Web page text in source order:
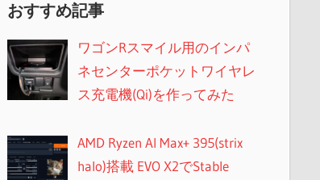
おすすめ記事
ワゴンRスマイル用のインパ
ネセンターポケットワイヤレ
ス充電機(Qi)を作ってみた
AMD Ryzen AI Max+ 395(strix
halo)搭載 EVO X2でStable